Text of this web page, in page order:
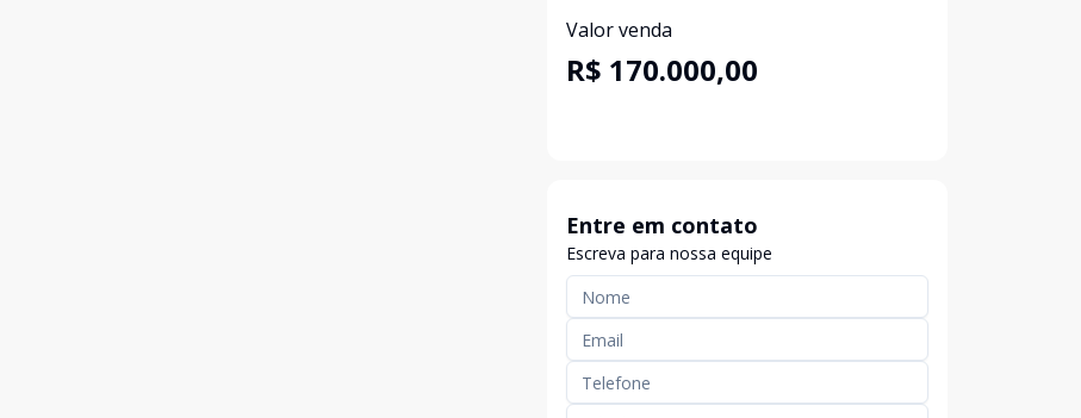
Valor venda
R$ 170.000,00
Entre em contato
Escreva para nossa equipe